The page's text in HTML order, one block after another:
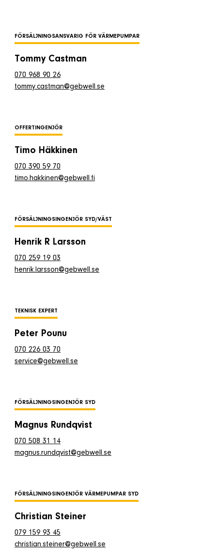
FÖRSÄLJNINGSANSVARIG FÖR VÄRMEPUMPAR
Tommy Castman
070 968 90 26
tommy.castman@gebwell.se
OFFERTINGENJÖR
Timo Häkkinen
070 390 59 70
timo.hakkinen@gebwell.fi
FÖRSÄLJNINGSINGENJÖR SYD/VÄST
Henrik R Larsson
070 259 19 03
henrik.larsson@gebwell.se
TEKNISK EXPERT
Peter Pounu
070 226 03 70
service@gebwell.se
FÖRSÄLJNINGSINGENJÖR SYD
Magnus Rundqvist
070 508 31 14
magnus.rundqvist@gebwell.se
FÖRSÄLJNINGSINGENJÖR VÄRMEPUMPAR SYD
Christian Steiner
079 159 93 45
christian.steiner@gebwell.se